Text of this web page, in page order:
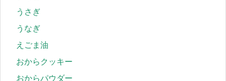
うさぎ
うなぎ
えごま油
おからクッキー
おからパウダー